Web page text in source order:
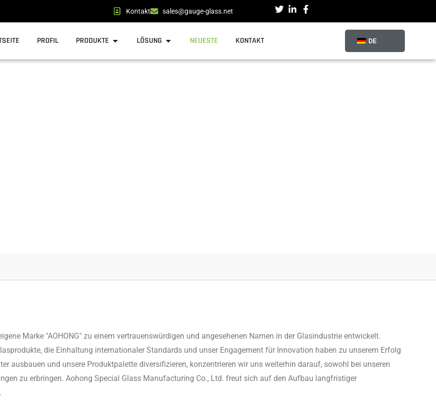
Kontakt sales@gauge-glass.net
PROFIL PRODUKTE Products öffnen
LÖSUNG Solution öffnen
NEUESTE KONTAKT DE
Marke "AOHONG" zu einem vertrauenswürdigen und angesehenen Namen in der Glasindustrie entwickelt.
die Einhaltung internationaler Standards und unser Engagement für Innovation haben zu unserem Erfolg
ausbauen und unsere Produktpalette diversifizieren, konzentrieren wir uns weiterhin darauf, sowohl bei unseren
zu erbringen. Aohong Special Glass Manufacturing Co., Ltd. freut sich auf den Aufbau langfristiger